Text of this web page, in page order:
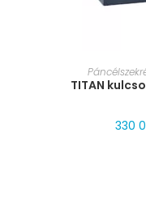
TITAN
330